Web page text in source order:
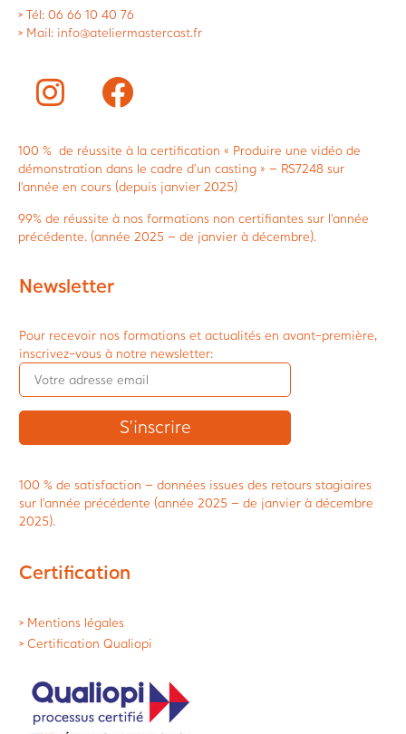
> Tél: 06 66 10 40 76
> Mail: info@ateliermastercast.fr
100 % de réussite à la certification « Produire une vidéo de
démonstration dans le cadre d’un casting » – RS7248 sur
l’année en cours (depuis janvier 2025)
99% de réussite à nos formations non certifiantes sur l’année
précédente. (année 2025 – de janvier à décembre).
Newsletter
Pour recevoir nos formations et actualités en avant-première,
inscrivez-vous à notre newsletter:
100 % de satisfaction – données issues des retours stagiaires
sur l’année précédente (année 2025 – de janvier à décembre
2025).
Certification
> Mentions légales
> Certification Qualiopi